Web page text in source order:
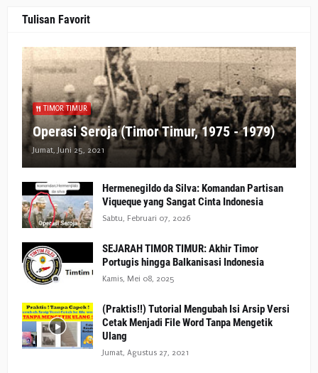
Tulisan Favorit
TIMOR TIMUR
Operasi Seroja (Timor Timur, 1975 - 1979)
Jumat, Juni 25, 2021
Hermenegildo da Silva: Komandan Partisan
Viqueque yang Sangat Cinta Indonesia
Sabtu, Februari 07, 2026
SEJARAH TIMOR TIMUR: Akhir Timor
Portugis hingga Balkanisasi Indonesia
Kamis, Mei 08, 2025
(Praktis!!) Tutorial Mengubah Isi Arsip Versi
Cetak Menjadi File Word Tanpa Mengetik
Ulang
Jumat, Agustus 27, 2021